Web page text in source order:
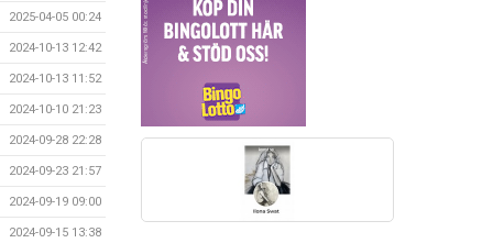
2025-04-05 00:24
2024-10-13 12:42
2024-10-13 11:52
2024-10-10 21:23
2024-09-28 22:28
2024-09-23 21:57
2024-09-19 09:00
2024-09-15 13:38